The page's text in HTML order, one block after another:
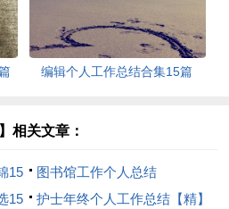
编辑个人工作总结合集15篇
相关文章：
15
图书馆工作个人总结
15
护士年终个人工作总结【精】